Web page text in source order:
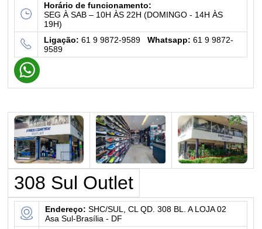
Horário de funcionamento:
SEG À SAB – 10H ÀS 22H (DOMINGO - 14H ÀS
19H)
Ligação: 61 9 9872-9589Whatsapp: 61 9 9872-
9589
308 Sul Outlet
Endereço: SHC/SUL, CL QD. 308 BL. A LOJA 02
Asa Sul-Brasília - DF